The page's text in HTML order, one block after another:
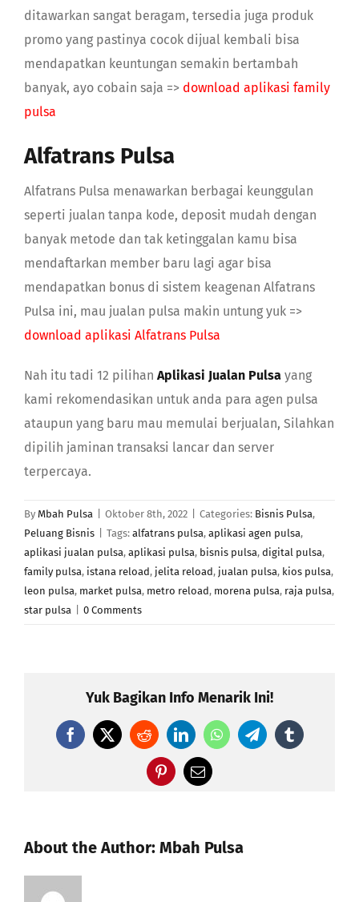
ditawarkan sangat beragam, tersedia juga produk
promo yang pastinya cocok dijual kembali bisa
mendapatkan keuntungan semakin bertambah
banyak, ayo cobain saja => download aplikasi family
pulsa
Alfatrans Pulsa
Alfatrans Pulsa menawarkan berbagai keunggulan
seperti jualan tanpa kode, deposit mudah dengan
banyak metode dan tak ketinggalan kamu bisa
mendaftarkan member baru lagi agar bisa
mendapatkan bonus di sistem keagenan Alfatrans
Pulsa ini, mau jualan pulsa makin untung yuk =>
download aplikasi Alfatrans Pulsa
Nah itu tadi 12 pilihan Aplikasi Jualan Pulsa yang
kami rekomendasikan untuk anda para agen pulsa
ataupun yang baru mau memulai berjualan, Silahkan
dipilih jaminan transaksi lancar dan server
terpercaya.
By Mbah Pulsa Oktober 8th, 2022 Categories: Bisnis Pulsa,
Peluang Bisnis
Tags: alfatrans pulsa, aplikasi agen pulsa,
aplikasi jualan pulsa, aplikasi pulsa, bisnis pulsa, digital pulsa,
family pulsa, istana reload, jelita reload, jualan pulsa, kios pulsa,
leon pulsa, market pulsa, metro reload, morena pulsa, raja pulsa,
star pulsa
0 Comments
Yuk Bagikan Info Menarik Ini!
Facebook
X RedditLinkedInWhatsAppTelegramTumblr
PinterestEmail
About the Author: Mbah Pulsa